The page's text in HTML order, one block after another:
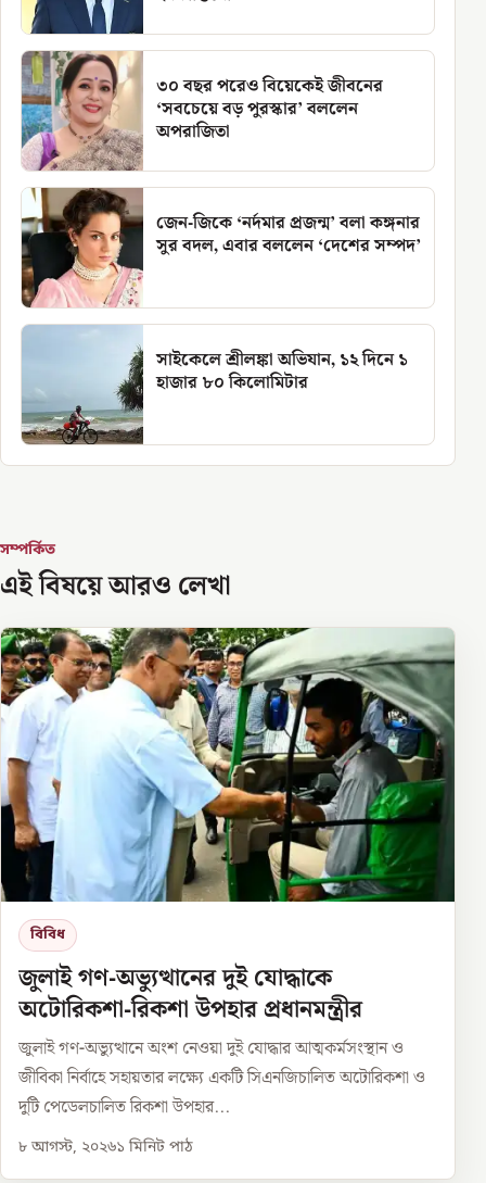
৩০ বছর পরেও বিয়েকেই জীবনের
‘সবচেয়ে বড় পুরস্কার’ বললেন
অপরাজিতা
জেন-জিকে ‘নর্দমার প্রজন্ম’ বলা কঙ্গনার
সুর বদল, এবার বললেন ‘দেশের সম্পদ’
সাইকেলে শ্রীলঙ্কা অভিযান, ১২ দিনে ১
হাজার ৮০ কিলোমিটার
সম্পর্কিত
এই বিষয়ে আরও লেখা
বিবিধ
জুলাই গণ-অভ্যুত্থানের দুই যোদ্ধাকে
অটোরিকশা-রিকশা উপহার প্রধানমন্ত্রীর
জুলাই গণ-অভ্যুত্থানে অংশ নেওয়া দুই যোদ্ধার আত্মকর্মসংস্থান ও
জীবিকা নির্বাহে সহায়তার লক্ষ্যে একটি সিএনজিচালিত অটোরিকশা ও
দুটি পেডেলচালিত রিকশা উপহার...
৮ আগস্ট, ২০২৬১ মিনিট পাঠ